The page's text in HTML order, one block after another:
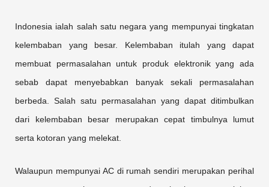
Indonesia ialah salah satu negara yang mempunyai tingkatan
kelembaban yang besar. Kelembaban itulah yang dapat
membuat permasalahan untuk produk elektronik yang ada
sebab dapat menyebabkan banyak sekali permasalahan
berbeda. Salah satu permasalahan yang dapat ditimbulkan
dari kelembaban besar merupakan cepat timbulnya lumut
serta kotoran yang melekat.
Walaupun mempunyai AC di rumah sendiri merupakan perihal